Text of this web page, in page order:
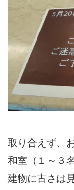
取り合えず、
和室（１～３
建物に古さは